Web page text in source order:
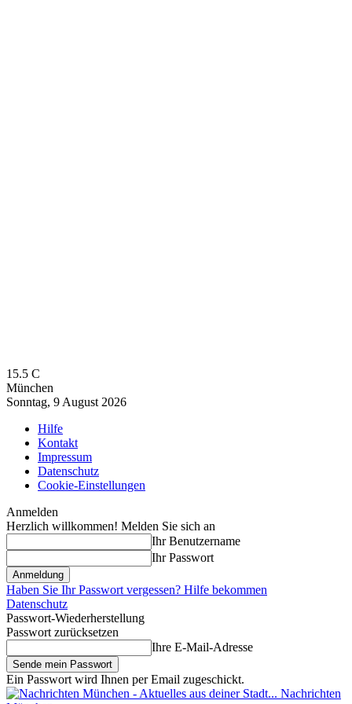
15.5 C
München
Sonntag, 9 August 2026
Hilfe
Kontakt
Impressum
Datenschutz
Cookie-Einstellungen
Anmelden
Herzlich willkommen! Melden Sie sich an
Ihr Benutzername
Ihr Passwort
Haben Sie Ihr Passwort vergessen? Hilfe bekommen
Datenschutz
Passwort-Wiederherstellung
Passwort zurücksetzen
Ihre E-Mail-Adresse
Ein Passwort wird Ihnen per Email zugeschickt.
Nachrichten